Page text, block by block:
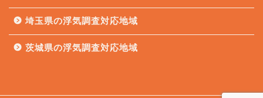
埼玉県の浮気調査対応地域
茨城県の浮気調査対応地域